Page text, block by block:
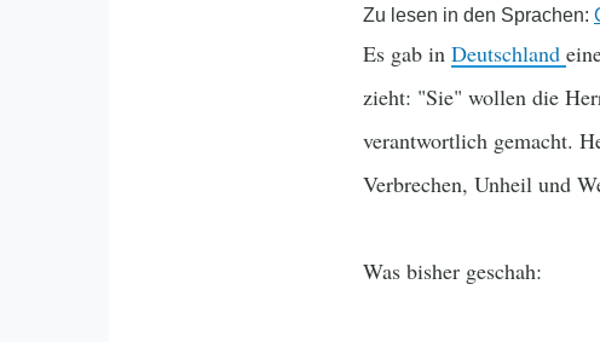
Zu lesen in den Sprachen:
Es gab in Deutschland
zieht: "Sie" wollen die
verantwortlich gemacht.
Verbrechen, Unheil und
Was bisher geschah: